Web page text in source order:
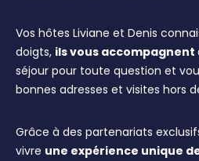
Vos hôtes Liviane et Denis
doigts, ils vous accompagnent
séjour pour toute question et
bonnes adresses et visites hors
Grâce à des partenariats
vivre une expérience unique